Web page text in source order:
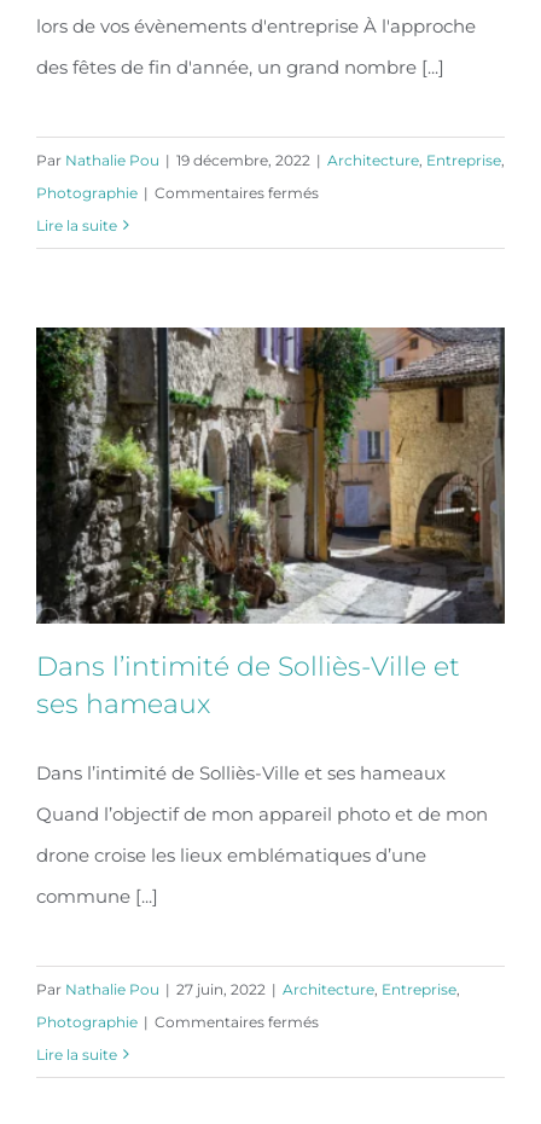
évènements d’entreprise
lors de vos évènements d'entreprise À l'approche
des fêtes de fin d'année, un grand nombre [...]
Par Nathalie Pou | 19 décembre, 2022 | Architecture Entreprise
Photographie | Commentaires ferméssur
la
photographie
professionnelle
lors
de
vos
évènements
d’entreprise
Lire la suite
Dans l’intimité de Solliès-Ville et ses
hameaux
Dans l’intimité de Solliès-Ville et
ses hameaux
Dans l’intimité de Solliès-Ville et ses hameaux
Quand l’objectif de mon appareil photo et de mon
drone croise les lieux emblématiques d’une
commune [...]
Par Nathalie Pou | 27 juin, 2022 | Architecture Entreprise
Photographie | Commentaires ferméssur
Lire la suite